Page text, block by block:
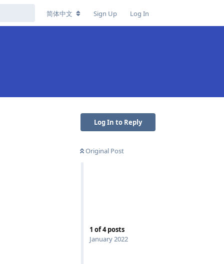
简体中文 Sign Up Log In
Log In to Reply
Original Post
1 of4posts
January 2022